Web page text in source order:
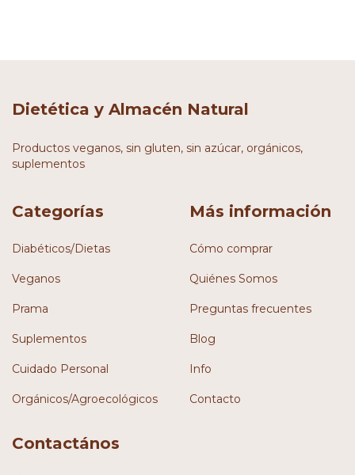
Dietética y Almacén Natural
Productos veganos, sin gluten, sin azúcar, orgánicos,
suplementos
Categorías
Diabéticos/Dietas
Veganos
Prama
Suplementos
Cuidado Personal
Orgánicos/Agroecológicos
Más información
Cómo comprar
Quiénes Somos
Preguntas frecuentes
Blog
Info
Contacto
Contactános